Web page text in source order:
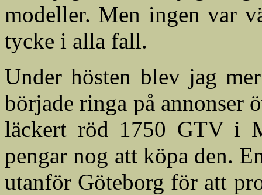
modeller. Men ingen var
tycke i alla fall.
Under hösten blev jag
började ringa på annonser
läckert röd 1750 GTV i
pengar nog att köpa den.
utanför Göteborg för att